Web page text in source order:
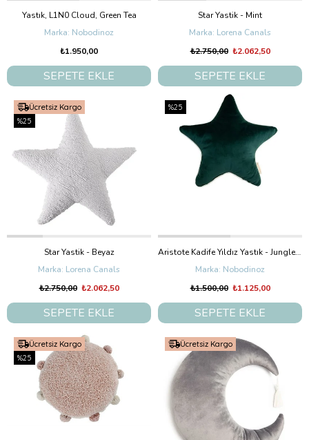
Yastık, L1N0 Cloud, Green Tea
Nobodinoz
₺1.950,00
SEPETE EKLE
Star Yastik - Mint
Lorena Canals
₺2.062,50
₺2.750,00
SEPETE EKLE
Star Yastik - Beyaz
Lorena Canals
₺2.062,50
₺2.750,00
SEPETE EKLE
Ücretsiz Kargo
%25
Aristote Kadife Yıldız Yastık - Jungle Green
Nobodinoz
₺1.125,00
₺1.500,00
SEPETE EKLE
%25
Ücretsiz Kargo
%25
Ücretsiz Kargo